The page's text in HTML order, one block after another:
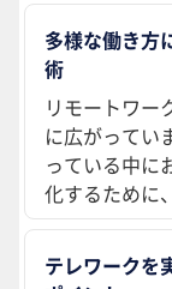
多様な働き方
術
リモートワー
に広がってい
っている中に
化するために
テレワークを